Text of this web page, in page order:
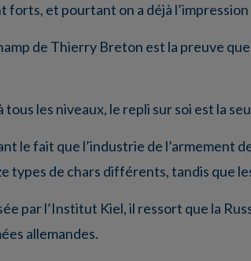
forts, et pourtant on a déjà
de Thierry Breton est la preuve
tous les niveaux, le repli sur soi est la
le fait que l’industrie de l’armement
types de chars différents, tandis que
par l’Institut Kiel, il ressort que la
allemandes.